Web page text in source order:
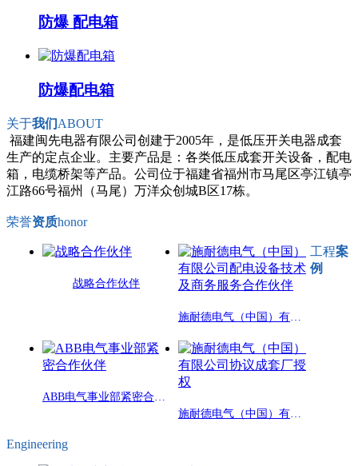
防爆 配电箱
防爆配电箱
关于我们ABOUT
福建闽先电器有限公司创建于2005年，是低压开关电器成套
生产的定点企业。主要产品是：各类低压成套开关设备，配电
箱，电缆桥架等产品。公司位于福建省福州市马尾区亭江镇亭
江路66号福州（马尾）万洋众创城B区17栋。
荣誉资质honor
战略合作伙伴
工程案
例
Engineering